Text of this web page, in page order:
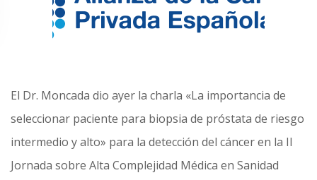
El Dr. Moncada dio ayer la charla «La importancia de
seleccionar paciente para biopsia de próstata de riesgo
intermedio y alto» para la detección del cáncer en la II
Jornada sobre Alta Complejidad Médica en Sanidad